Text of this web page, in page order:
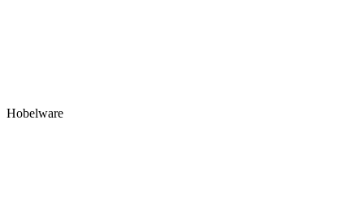
Hobelware